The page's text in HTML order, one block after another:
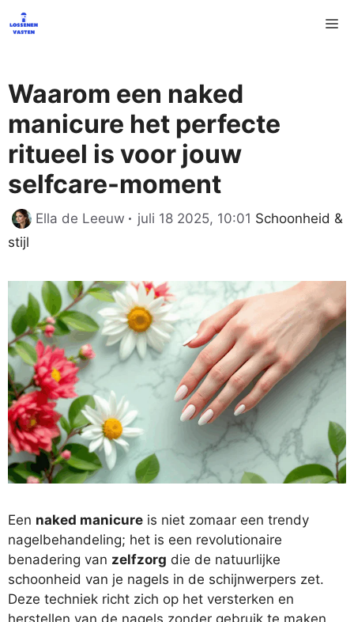
naar
Waarom een naked
manicure het perfecte
ritueel is voor jouw
selfcare-moment
Ella de Leeuw juli 18 2025, 10:01 Categorieën
Schoonheid &
stijl
Een naked manicure is niet zomaar een trendy
nagelbehandeling; het is een revolutionaire
benadering van zelfzorg die de natuurlijke
schoonheid van je nagels in de schijnwerpers zet.
Deze techniek richt zich op het versterken en